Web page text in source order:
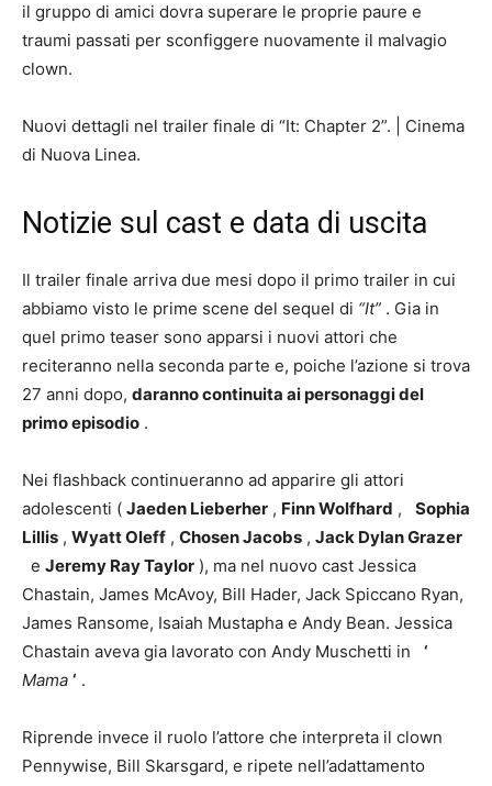
il gruppo di amici dovra superare le proprie paure e
traumi passati per sconfiggere nuovamente il malvagio
clown.
Nuovi dettagli nel trailer finale di “It: Chapter 2”.
Cinema
di Nuova Linea.
Notizie sul cast e data di uscita
Il trailer finale arriva due mesi dopo il primo trailer in cui
abbiamo visto le prime scene del sequel di “It” . Gia in
quel primo teaser sono apparsi i nuovi attori che
reciteranno nella seconda parte e, poiche l’azione si trova
27 anni dopo, daranno continuita ai personaggi del
primo episodio .
Nei flashback continueranno ad apparire gli attori
adolescenti ( Jaeden Lieberher , Finn Wolfhard , Sophia
Lillis , Wyatt Oleff , Chosen Jacobs , Jack Dylan Grazer
e Jeremy Ray Taylor ), ma nel nuovo cast Jessica
Chastain, James McAvoy, Bill Hader, Jack Spiccano Ryan,
James Ransome, Isaiah Mustapha e Andy Bean. Jessica
Chastain aveva gia lavorato con Andy Muschetti in ‘
Mama ‘ .
Riprende invece il ruolo l’attore che interpreta il clown
Pennywise, Bill Skarsgard, e ripete nell’adattamento